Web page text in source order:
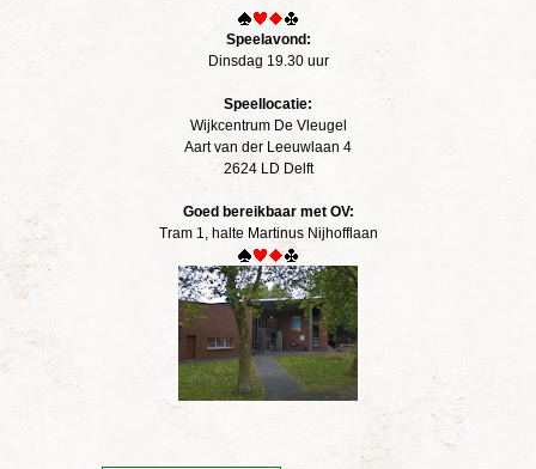
Speelavond:
Dinsdag 19.30 uur
Speellocatie:
Wijkcentrum De Vleugel
Aart van der Leeuwlaan 4
2624 LD Delft
Goed bereikbaar met OV:
Tram 1, halte Martinus Nijhofflaan